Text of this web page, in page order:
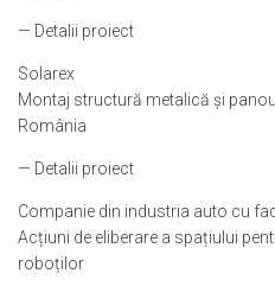
— Detalii proiect
Solarex
Montaj structură metalică și
România
— Detalii proiect
Companie din industria auto cu
Acțiuni de eliberare a spațiului
roboților